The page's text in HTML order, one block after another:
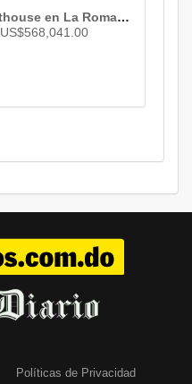
Vendo Penthouse en La Romana , La Romana , 2 habs. , 2 baños , 1 parqueo , ID 3021
US$568,041.00
Políticas de Privacidad